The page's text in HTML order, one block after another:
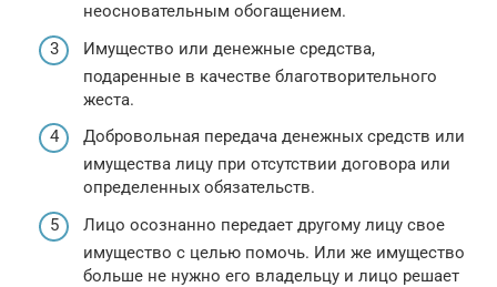
неосновательным обогащением.
Имущество или денежные средства,
подаренные в качестве благотворительного
жеста.
Добровольная передача денежных средств или
имущества лицу при отсутствии договора или
определенных обязательств.
Лицо осознанно передает другому лицу свое
имущество с целью помочь. Или же имущество
больше не нужно его владельцу и лицо решает